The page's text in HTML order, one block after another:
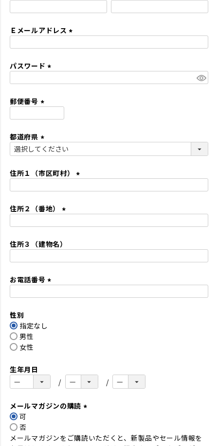
須
Ｅメールアドレス
パスワード
郵便番号
須
)
都道府県
(
須
住所１（市区町村）
住所２（番地）
須
住所３（建物名）
お電話番号
性別
指定なし
男性
女性
生年月日
メールマガジンの購読
須
可
否
メールマガジンをご購読いただくと、新製品やセール情報を